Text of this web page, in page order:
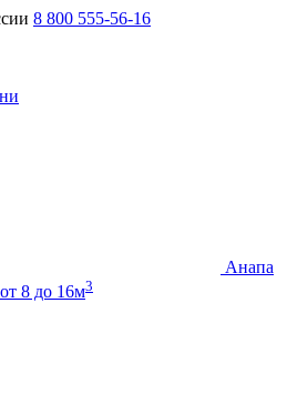
8 800 555-56-16
Анапа
8 до 16м3